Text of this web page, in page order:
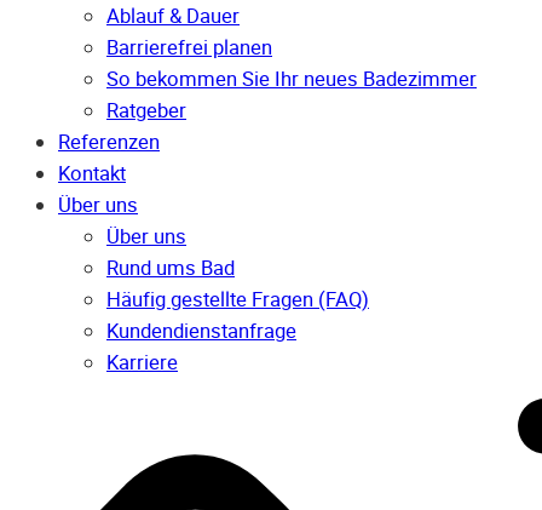
Ablauf & Dauer
Barrierefrei planen
So bekommen Sie Ihr neues Badezimmer
Ratgeber
Referenzen
Kontakt
Über uns
Über uns
Rund ums Bad
Häufig gestellte Fragen (FAQ)
Kunden­dienst­anfrage
Karriere